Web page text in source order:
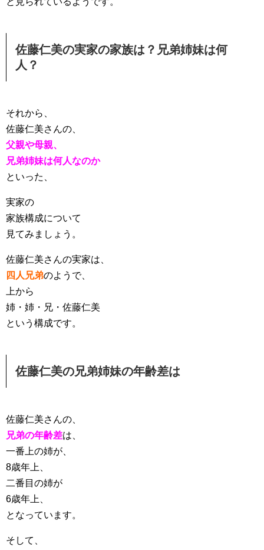
佐藤仁美の実家の家族は？兄弟姉妹は何
人？
それから、
佐藤仁美さんの、
父親や母親、
兄弟姉妹は何人なのか
といった、
実家の
家族構成について
見てみましょう。
佐藤仁美さんの実家は、
四人兄弟のようで、
上から
姉・姉・兄・佐藤仁美
という構成です。
佐藤仁美の兄弟姉妹の年齢差は
佐藤仁美さんの、
兄弟の年齢差は、
一番上の姉が、
8歳年上、
二番目の姉が
6歳年上、
となっています。
そして、